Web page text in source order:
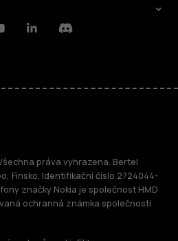
LinkedinDiscord
práva vyhrazena. Bertel
Finsko. Identifikační číslo 2724044-
značky Nokia je společnost HMD
ochranná známka společnosti